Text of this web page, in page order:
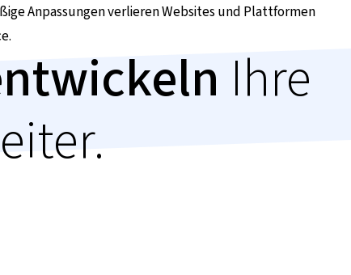
Anpassungen verlieren Websites und Plattformen
Ihre